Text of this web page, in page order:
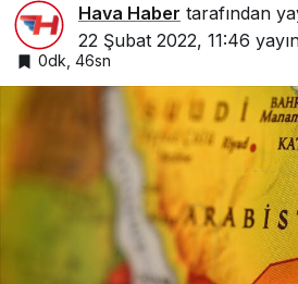
Hava Haber tarafından
22 Şubat 2022, 11:46
0dk, 46sn